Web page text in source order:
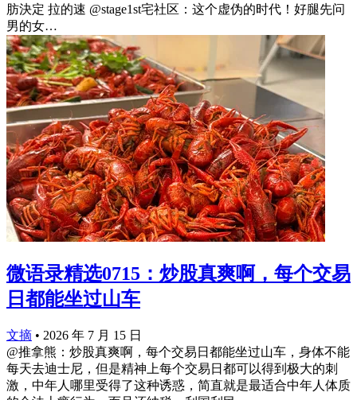
肪決定 拉的速 @stage1st宅社区：这个虚伪的时代！好腿先问
男的女…
微语录精选0715：炒股真爽啊，每个交易
日都能坐过山车
文摘 • 2026 年 7 月 15 日
@推拿熊：炒股真爽啊，每个交易日都能坐过山车，身体不能
每天去迪士尼，但是精神上每个交易日都可以得到极大的刺
激，中年人哪里受得了这种诱惑，简直就是最适合中年人体质